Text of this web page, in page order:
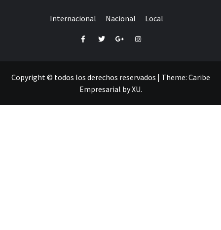
Internacional Nacional Local
FacebookTwitterGoogle+Instagram
Copyright © todos los derechos reservados | Theme: Caribe
Empresarial byXU.